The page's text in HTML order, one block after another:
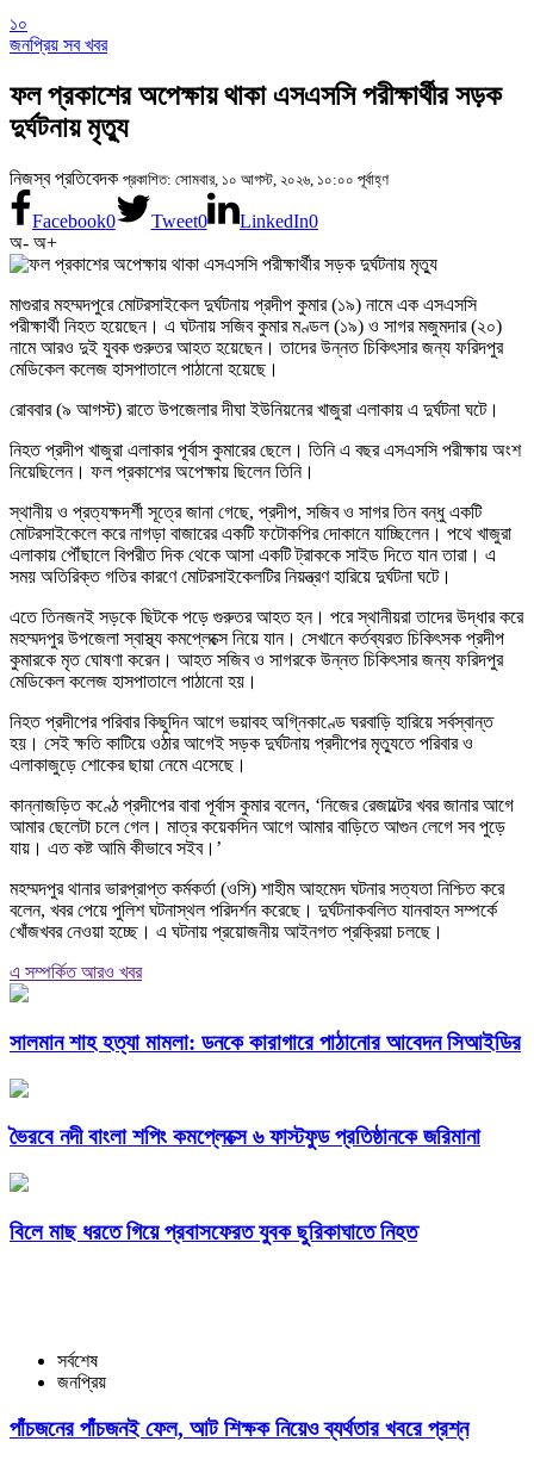
১০
জনপ্রিয় সব খবর
ফল প্রকাশের অপেক্ষায় থাকা এসএসসি পরীক্ষার্থীর সড়ক
দুর্ঘটনায় মৃত্যু
নিজস্ব প্রতিবেদক প্রকাশিত: সোমবার, ১০ আগস্ট, ২০২৬, ১০:০০ পূর্বাহ্ণ
Facebook0 Tweet0 LinkedIn0
অ- অ+
মাগুরার মহম্মদপুরে মোটরসাইকেল দুর্ঘটনায় প্রদীপ কুমার (১৯) নামে এক এসএসসি
পরীক্ষার্থী নিহত হয়েছেন। এ ঘটনায় সজিব কুমার মণ্ডল (১৯) ও সাগর মজুমদার (২০)
নামে আরও দুই যুবক গুরুতর আহত হয়েছেন। তাদের উন্নত চিকিৎসার জন্য ফরিদপুর
মেডিকেল কলেজ হাসপাতালে পাঠানো হয়েছে।
রোববার (৯ আগস্ট) রাতে উপজেলার দীঘা ইউনিয়নের খাজুরা এলাকায় এ দুর্ঘটনা ঘটে।
নিহত প্রদীপ খাজুরা এলাকার পূর্বাস কুমারের ছেলে। তিনি এ বছর এসএসসি পরীক্ষায় অংশ
নিয়েছিলেন। ফল প্রকাশের অপেক্ষায় ছিলেন তিনি।
স্থানীয় ও প্রত্যক্ষদর্শী সূত্রে জানা গেছে, প্রদীপ, সজিব ও সাগর তিন বন্ধু একটি
মোটরসাইকেলে করে নাগড়া বাজারের একটি ফটোকপির দোকানে যাচ্ছিলেন। পথে খাজুরা
এলাকায় পৌঁছালে বিপরীত দিক থেকে আসা একটি ট্রাককে সাইড দিতে যান তারা। এ
সময় অতিরিক্ত গতির কারণে মোটরসাইকেলটির নিয়ন্ত্রণ হারিয়ে দুর্ঘটনা ঘটে।
এতে তিনজনই সড়কে ছিটকে পড়ে গুরুতর আহত হন। পরে স্থানীয়রা তাদের উদ্ধার করে
মহম্মদপুর উপজেলা স্বাস্থ্য কমপ্লেক্সে নিয়ে যান। সেখানে কর্তব্যরত চিকিৎসক প্রদীপ
কুমারকে মৃত ঘোষণা করেন। আহত সজিব ও সাগরকে উন্নত চিকিৎসার জন্য ফরিদপুর
মেডিকেল কলেজ হাসপাতালে পাঠানো হয়।
নিহত প্রদীপের পরিবার কিছুদিন আগে ভয়াবহ অগ্নিকাণ্ডে ঘরবাড়ি হারিয়ে সর্বস্বান্ত
হয়। সেই ক্ষতি কাটিয়ে ওঠার আগেই সড়ক দুর্ঘটনায় প্রদীপের মৃত্যুতে পরিবার ও
এলাকাজুড়ে শোকের ছায়া নেমে এসেছে।
কান্নাজড়িত কণ্ঠে প্রদীপের বাবা পূর্বাস কুমার বলেন, ‘নিজের রেজাল্টের খবর জানার আগে
আমার ছেলেটা চলে গেল। মাত্র কয়েকদিন আগে আমার বাড়িতে আগুন লেগে সব পুড়ে
যায়। এত কষ্ট আমি কীভাবে সইব।’
মহম্মদপুর থানার ভারপ্রাপ্ত কর্মকর্তা (ওসি) শাহীম আহমেদ ঘটনার সত্যতা নিশ্চিত করে
বলেন, খবর পেয়ে পুলিশ ঘটনাস্থল পরিদর্শন করেছে। দুর্ঘটনাকবলিত যানবাহন সম্পর্কে
খোঁজখবর নেওয়া হচ্ছে। এ ঘটনায় প্রয়োজনীয় আইনগত প্রক্রিয়া চলছে।
এ সম্পর্কিত আরও খবর
সালমান শাহ হত্যা মামলা: ডনকে কারাগারে পাঠানোর আবেদন সিআইডির
ভৈরবে নদী বাংলা শপিং কমপ্লেক্সে ৬ ফাস্টফুড প্রতিষ্ঠানকে জরিমানা
বিলে মাছ ধরতে গিয়ে প্রবাসফেরত যুবক ছুরিকাঘাতে নিহত
সর্বশেষ
জনপ্রিয়
পাঁচজনের পাঁচজনই ফেল, আট শিক্ষক নিয়েও ব্যর্থতার খবরে প্রশ্ন